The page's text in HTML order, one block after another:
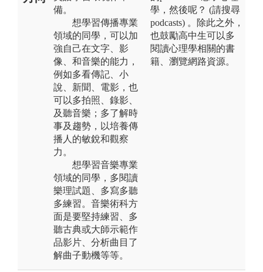
備。
想學習傳播專業
領域的同學，可以加
強自己在文字、影
像、和音樂的能力，
例如多看傳記、小
說、新聞、電影，也
可以多拍照、錄影、
及聽音樂；多了解時
事及趨勢，以培養傳
播人的敏銳和觀察
力。
想學習音樂專業
領域的同學，多閱讀
樂理試題、多寫多聽
多練習。音樂術科方
面是要堅持練習、多
聽古典或大師示範作
品影片、分析曲目了
解曲子動機等等。
學，然後呢？ (請搜尋
podcasts) 。除此之外，
也鼓勵高中生可以多
閱讀心理學相關的書
籍、瀏覽網路資源。